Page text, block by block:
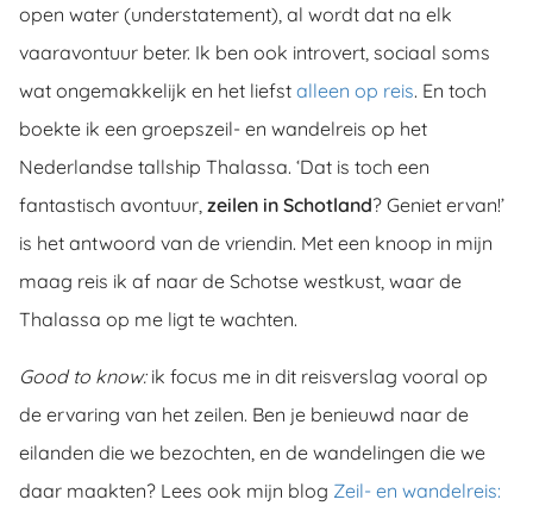
open water (understatement), al wordt dat na elk
vaaravontuur beter. Ik ben ook introvert, sociaal soms
wat ongemakkelijk en het liefst alleen op reis. En toch
boekte ik een groepszeil- en wandelreis op het
Nederlandse tallship Thalassa. ‘Dat is toch een
fantastisch avontuur, zeilen in Schotland? Geniet ervan!’
is het antwoord van de vriendin. Met een knoop in mijn
maag reis ik af naar de Schotse westkust, waar de
Thalassa op me ligt te wachten.
Good to know:ik focus me in dit reisverslag vooral op
de ervaring van het zeilen. Ben je benieuwd naar de
eilanden die we bezochten, en de wandelingen die we
daar maakten? Lees ook mijn blog Zeil- en wandelreis:
worden
te
over
van
gebruikt
de
Hierdoor